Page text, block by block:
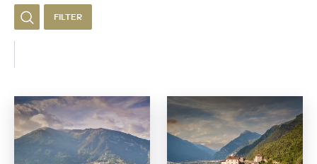
FILTER